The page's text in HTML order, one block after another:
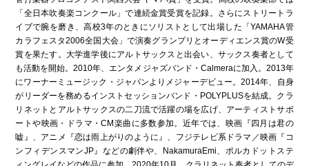
「全日本吹奏楽コンクール」で連続金賞受賞を記録。さらにストリートラ
イブで腕を磨き、高校3年のときにソリストとして出場した「YAMAHA管
カラフェスタ2006全国大会」で演奏グランプリとオーディエンス賞のW受
賞を果たす。大学進学後にアルトサックスと出会い、サックス奏者として
も活動を開始。2010年、エンタメジャズバンド・Calmeraに加入。2013年
にワーナーミュージック・ジャパンよりメジャーデビュー。2014年、自身
がリーダーを務めるインストセッションバンド・POLYPLUSを結成。クラ
リネットとアルトサックスの二刀流で活躍の場を広げ、アーティストサポ
ートや映画・ドラマ・CM楽曲に多数参加。近年では、映画『四月は君の
嘘』、アニメ『恋は雨上がりのように』、フジテレビ系ドラマ／映画『コ
ンフィデンスマンJP』などの劇伴や、NakamuraEmi、ポルカドットステ